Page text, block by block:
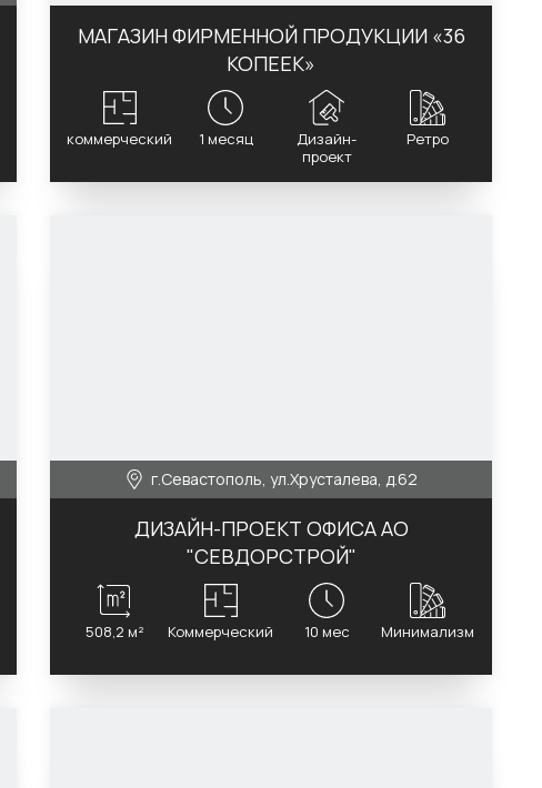
МАГАЗИН ФИРМЕННОЙ ПРОДУКЦИИ «36
КОПЕЕК»‎
коммерческий 1 месяц
Дизайн-
проект
Ретро
ДИЗАЙН-ПРОЕКТ ОФИСА АО
"СЕВДОРСТРОЙ"
г.Севастополь, ул.Хрусталева, д.62
508,2 м² Коммерческий 10 мес Минимализм